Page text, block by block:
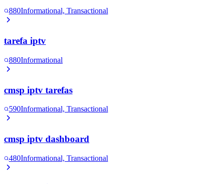
880Informational, Transactional
tarefa iptv
880Informational
cmsp iptv tarefas
590Informational, Transactional
cmsp iptv dashboard
480Informational, Transactional